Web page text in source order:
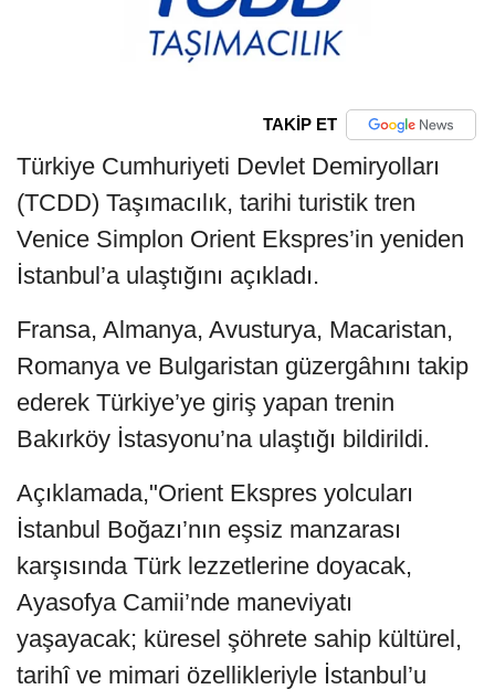
TAKİP ET
Türkiye Cumhuriyeti Devlet Demiryolları
(TCDD) Taşımacılık, tarihi turistik tren
Venice Simplon Orient Ekspres’in yeniden
İstanbul’a ulaştığını açıkladı.
Fransa, Almanya, Avusturya, Macaristan,
Romanya ve Bulgaristan güzergâhını takip
ederek Türkiye’ye giriş yapan trenin
Bakırköy İstasyonu’na ulaştığı bildirildi.
Açıklamada,"Orient Ekspres yolcuları
İstanbul Boğazı’nın eşsiz manzarası
karşısında Türk lezzetlerine doyacak,
Ayasofya Camii’nde maneviyatı
yaşayacak; küresel şöhrete sahip kültürel,
tarihî ve mimari özellikleriyle İstanbul’u